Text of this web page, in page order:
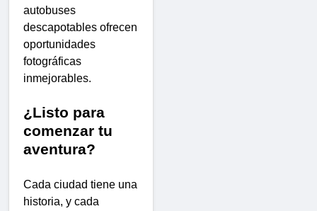
autobuses
descapotables ofrecen
oportunidades
fotográficas
inmejorables.
¿Listo para
comenzar tu
aventura?
Cada ciudad tiene una
historia, y cada